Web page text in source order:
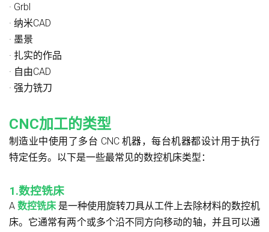
· Grbl
· 纳米CAD
· 墨景
· 扎实的作品
· 自由CAD
· 强力铣刀
CNC加工的类型
制造业中使用了多台 CNC 机器，每台机器都设计用于执行
特定任务。以下是一些最常见的数控机床类型：
1.数控铣床
A 数控铣床 是一种使用旋转刀具从工件上去除材料的数控机
床。它通常有两个或多个沿不同方向移动的轴，并且可以通